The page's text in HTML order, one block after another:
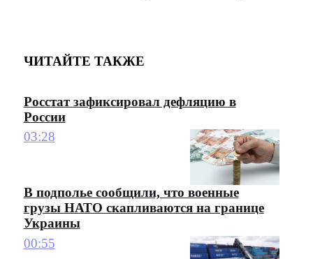
ЧИТАЙТЕ ТАКЖЕ
Росстат зафиксировал дефляцию в
России
03:28
В подполье сообщили, что военные
грузы НАТО скапливаются на границе
Украины
00:55